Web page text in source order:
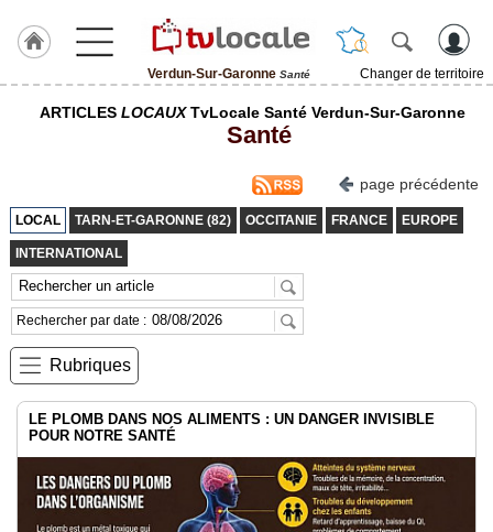
Verdun-Sur-Garonne Santé
Changer de territoire
J'adhère
Sur-
Garonne
TvLocale
France
Accueil
RUBRIQUES
Agenda
Gazette
Vidéos
ARTICLES LOCAUXTvLocale Santé Verdun-Sur-Garonne
Santé
page précédente
LOCAL TARN-ET-GARONNE (82) OCCITANIE FRANCE EUROPE
INTERNATIONAL
Rechercher par date :
Rubriques
LE PLOMB DANS NOS ALIMENTS : UN DANGER INVISIBLE
POUR NOTRE SANTÉ